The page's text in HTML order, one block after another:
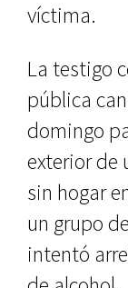
víctima.
La testigo
pública
domingo
exterior de
sin hogar
un grupo
intentó